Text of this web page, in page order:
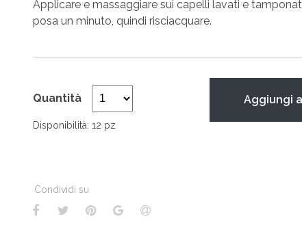
Applicare e massaggiare sui capelli lavati e
posa un minuto, quindi risciacquare.
Quantità Aggiungi
Disponibilità: 12 pz
Condividi su